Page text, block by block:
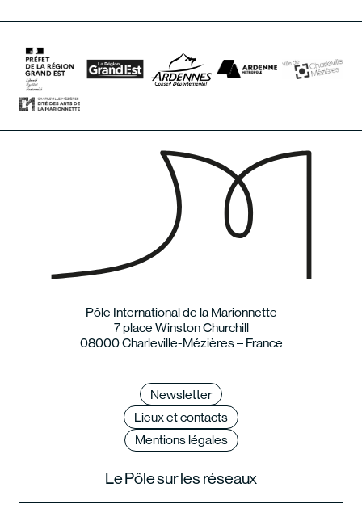
Pôle International de la Marionnette
7 place Winston Churchill
08000 Charleville-Mézières – France
Newsletter
Lieux et contacts
Mentions légales
Le Pôle sur les réseaux